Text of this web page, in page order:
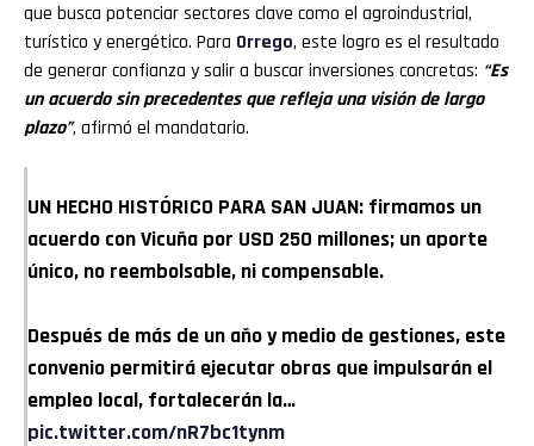
que busca potenciar sectores clave como el agroindustrial,
turístico y energético. Para Orrego, este logro es el resultado
de generar confianza y salir a buscar inversiones concretas: “Es
un acuerdo sin precedentes que refleja una visión de largo
plazo”, afirmó el mandatario.
UN HECHO HISTÓRICO PARA SAN JUAN: firmamos un
acuerdo con Vicuña por USD 250 millones; un aporte
único, no reembolsable, ni compensable.
Después de más de un año y medio de gestiones, este
convenio permitirá ejecutar obras que impulsarán el
empleo local, fortalecerán la…
pic.twitter.com/nR7bc1tynm